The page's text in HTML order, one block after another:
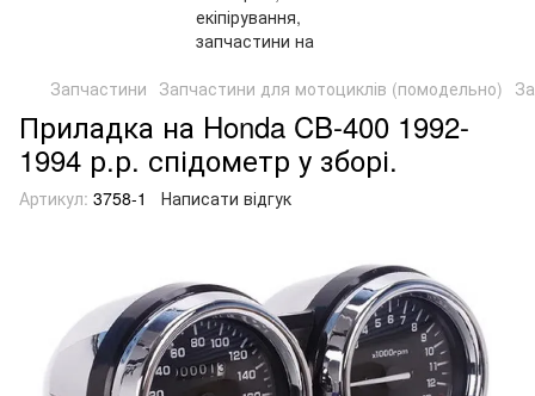
Запчастини Запчастини для мотоциклів (помодельно)
Приладка на Honda CB-400 1992-
1994 р.р. спідометр у зборі.
Артикул: 3758-1 Написати відгук